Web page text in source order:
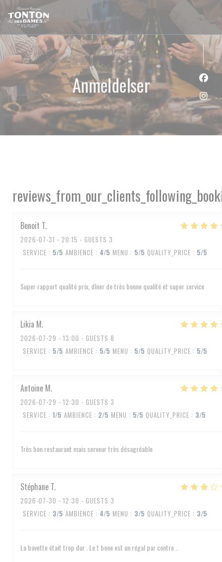
CCookie-styringspanel
Anmeldelser
Benoit T
2026-07-31 - 20:15 - GUESTS 3
SERVICE : 5/5 AMBIENCE : 4/5 MENU : 5/5 QUALITY_PRICE : 5/5
Super rapport qualité prix, dîner de très bonne qualité et super service
Likia M
2026-07-29 - 13:00 - GUESTS 8
SERVICE : 5/5 AMBIENCE : 5/5 MENU : 5/5 QUALITY_PRICE : 5/5
Antoine M
2026-07-29 - 12:30 - GUESTS 3
SERVICE : 1/5 AMBIENCE : 2/5 MENU : 5/5 QUALITY_PRICE : 3/5
Très bon restaurant mais serveur très désagréable
Stéphane T
2026-07-30 - 12:30 - GUESTS 3
SERVICE : 3/5 AMBIENCE : 4/5 MENU : 3/5 QUALITY_PRICE : 3/5
La bavette était trop dur . Le t bone est un régal par contre .